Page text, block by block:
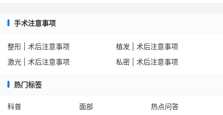
手术注意事项
整形 | 术后注意事项
植发 | 术后注意事项
激光 | 术后注意事项
私密 | 术后注意事项
热门标签
科普 面部
热点问答